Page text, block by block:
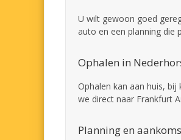
U wilt gewoon goed
auto en een planning die
Ophalen in
Ophalen kan aan huis,
we direct naar Frankfurt
Planning en